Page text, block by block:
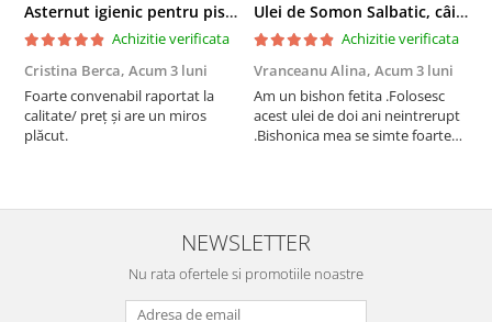
Asternut igienic pentru pisici Tofu Lavanda, Mon Petit 5 l
Achizitie verificata
Cristina Berca, Acum 3 luni
Foarte convenabil raportat la
calitate/ preț și are un miros
plăcut.
Ulei de Somon Salbatic, câini și pisici, piele si blană, BEST4PETS, 1l
Achizitie verificata
Vranceanu Alina, Acum 3 luni
Am un bishon fetita .Folosesc
acest ulei de doi ani neintrerupt
.Bishonica mea se simte foarte
recomand cu mult drag !
NEWSLETTER
Nu rata ofertele si promotiile noastre